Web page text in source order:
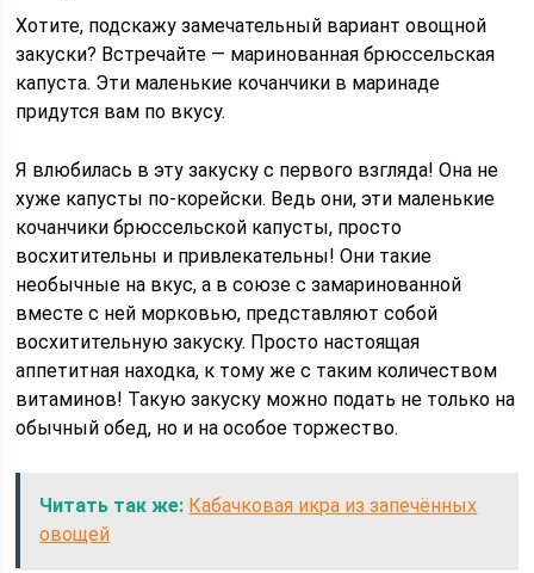
Хотите, подскажу замечательный вариант овощной
закуски? Встречайте — маринованная брюссельская
капуста. Эти маленькие кочанчики в маринаде
придутся вам по вкусу.
Я влюбилась в эту закуску с первого взгляда! Она не
хуже капусты по-корейски. Ведь они, эти маленькие
кочанчики брюссельской капусты, просто
восхитительны и привлекательны! Они такие
необычные на вкус, а в союзе с замаринованной
вместе с ней морковью, представляют собой
восхитительную закуску. Просто настоящая
аппетитная находка, к тому же с таким количеством
витаминов! Такую закуску можно подать не только на
обычный обед, но и на особое торжество.
Читать так же: Кабачковая икра из запечённых
овощей